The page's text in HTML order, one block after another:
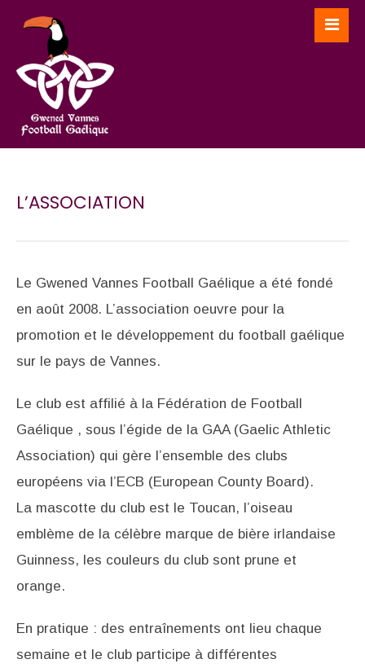
L’ASSOCIATION
Le Gwened Vannes Football Gaélique a été fondé
en août 2008. L’association oeuvre pour la
promotion et le développement du football gaélique
sur le pays de Vannes.
Le club est affilié à la Fédération de Football
Gaélique , sous l’égide de la GAA (Gaelic Athletic
Association) qui gère l’ensemble des clubs
européens via l’ECB (European County Board).
La mascotte du club est le Toucan, l’oiseau
emblème de la célèbre marque de bière irlandaise
Guinness, les couleurs du club sont prune et
orange.
En pratique : des entraînements ont lieu chaque
semaine et le club participe à différentes